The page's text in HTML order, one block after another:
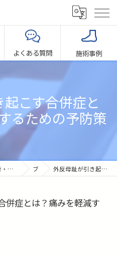
よくある質問 施術事例
こす合併症と
るための予防策
名古屋市名東区の接骨院｜猫背・扁平足・慢性腰痛の悩み相談｜足元から整える【距骨サロン藤が丘（エール接骨院）】 ブログ 外反母趾が引き起こす合併症とは？痛みを軽減するための予防策
併症とは？痛みを軽減す